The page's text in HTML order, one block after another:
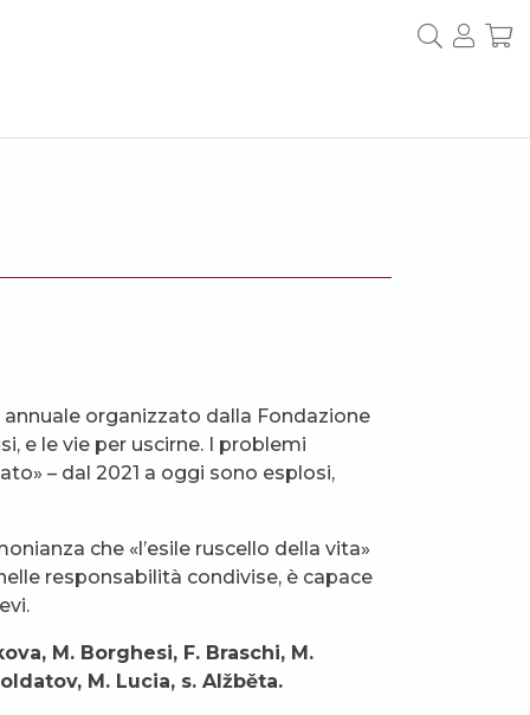
annuale organizzato dalla Fondazione
e le vie per uscirne. I problemi
– dal 2021 a oggi sono esplosi,
che «l’esile ruscello della vita»
responsabilità condivise, è capace
M. Borghesi, F. Braschi, M.
M. Lucia, s. Alžběta.